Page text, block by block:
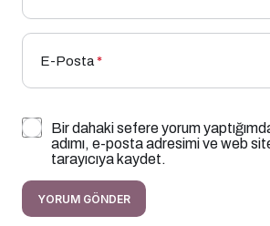
E-Posta*
Bir dahaki sefere yorum
adımı, e-posta adresimi ve web
tarayıcıya kaydet.
YORUM GÖNDER